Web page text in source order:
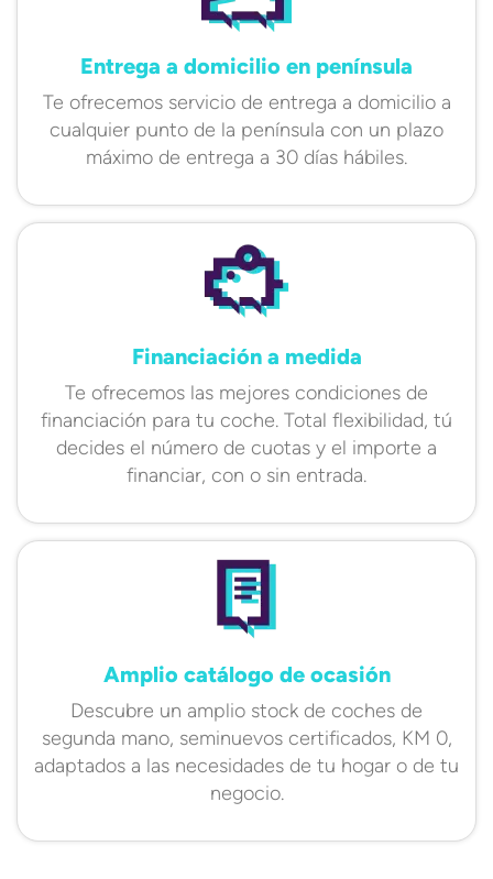
Entrega a domicilio en península
Te ofrecemos servicio de entrega a domicilio a
cualquier punto de la península con un plazo
máximo de entrega a 30 días hábiles.
Financiación a medida
Te ofrecemos las mejores condiciones de
financiación para tu coche. Total flexibilidad, tú
decides el número de cuotas y el importe a
financiar, con o sin entrada.
Amplio catálogo de ocasión
Descubre un amplio stock de coches de
segunda mano, seminuevos certificados, KM 0,
adaptados a las necesidades de tu hogar o de tu
negocio.